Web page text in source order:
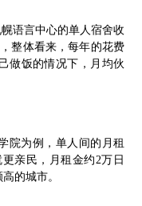
语言中心的单人宿舍收
整体看来，每年的花费
做饭的情况下，月均伙
院为例，单人间的月租
亲民，月租金约2万日
的城市。